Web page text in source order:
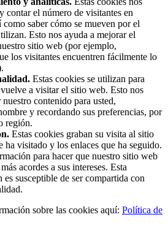
contar el número de visitantes en
saber cómo se mueven por el
Esto nos ayuda a mejorar el
sitio web (por ejemplo,
los visitantes encuentren fácilmente lo
Estas cookies se utilizan para
a visitar el sitio web. Esto nos
contenido para usted,
y recordando sus preferencias, por
región.
Estas cookies graban su visita al sitio
ha visitado y los enlaces que ha seguido.
para hacer que nuestro sitio web
acordes a sus intereses. Esta
susceptible de ser compartida con
sobre las cookies aquí: Política de